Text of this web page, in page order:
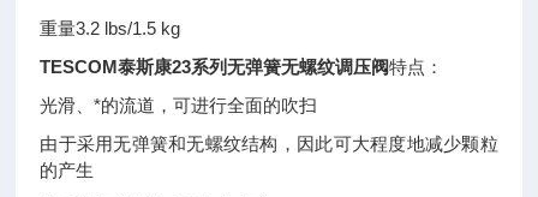
重量3.2 lbs/1.5 kg
TESCOM泰斯康23系列无弹簧无螺纹调压阀特点：
光滑、*的流道，可进行全面的吹扫
由于采用无弹簧和无螺纹结构，因此可大程度地减少颗粒
的产生